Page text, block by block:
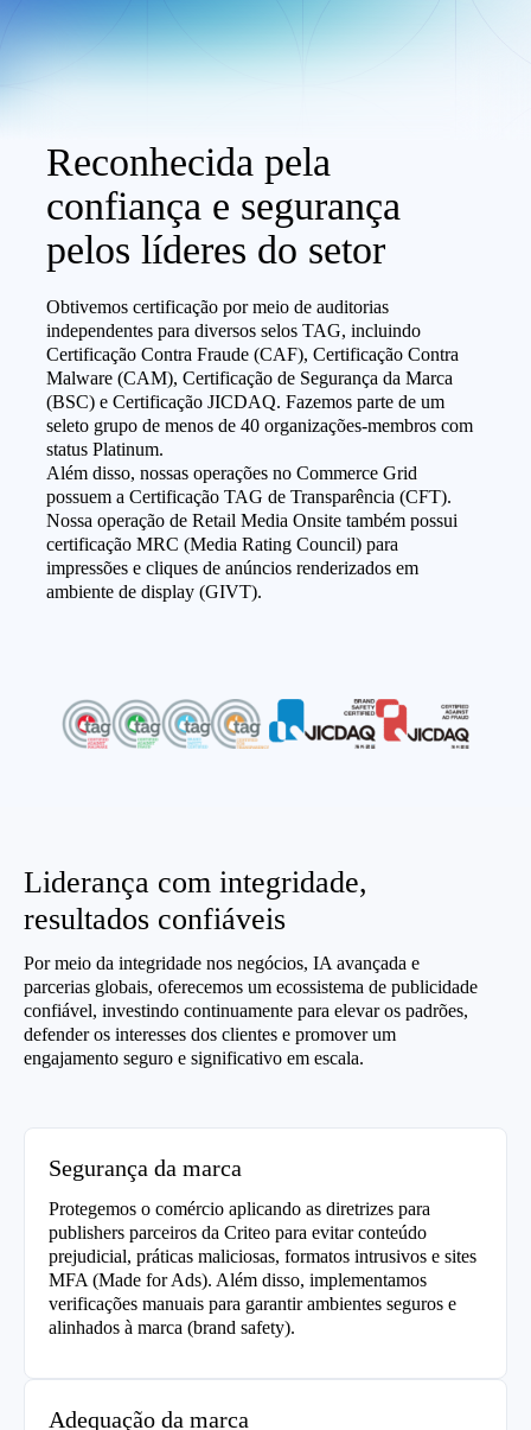
Reconhecida pela
confiança e segurança
pelos líderes do setor
Obtivemos certificação por meio de auditorias
independentes para diversos selos TAG, incluindo
Certificação Contra Fraude (CAF), Certificação Contra
Malware (CAM), Certificação de Segurança da Marca
(BSC) e Certificação JICDAQ. Fazemos parte de um
seleto grupo de menos de 40 organizações-membros com
status Platinum.
Além disso, nossas operações no Commerce Grid
possuem a Certificação TAG de Transparência (CFT).
Nossa operação de Retail Media Onsite também possui
certificação MRC (Media Rating Council) para
impressões e cliques de anúncios renderizados em
ambiente de display (GIVT).
Liderança com integridade,
resultados confiáveis
Por meio da integridade nos negócios, IA avançada e
parcerias globais, oferecemos um ecossistema de publicidade
confiável, investindo continuamente para elevar os padrões,
defender os interesses dos clientes e promover um
engajamento seguro e significativo em escala.
Segurança da marca
Protegemos o comércio aplicando as diretrizes para
publishers parceiros da Criteo para evitar conteúdo
prejudicial, práticas maliciosas, formatos intrusivos e sites
MFA (Made for Ads). Além disso, implementamos
verificações manuais para garantir ambientes seguros e
alinhados à marca (brand safety).
Adequação da marca